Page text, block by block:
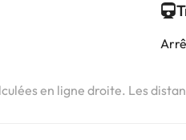
en ligne droite. Les